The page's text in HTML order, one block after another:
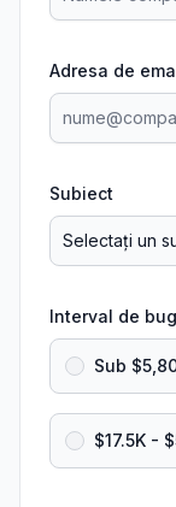
Adresa de
Subiect
Interval de
Sub
$17.5K -